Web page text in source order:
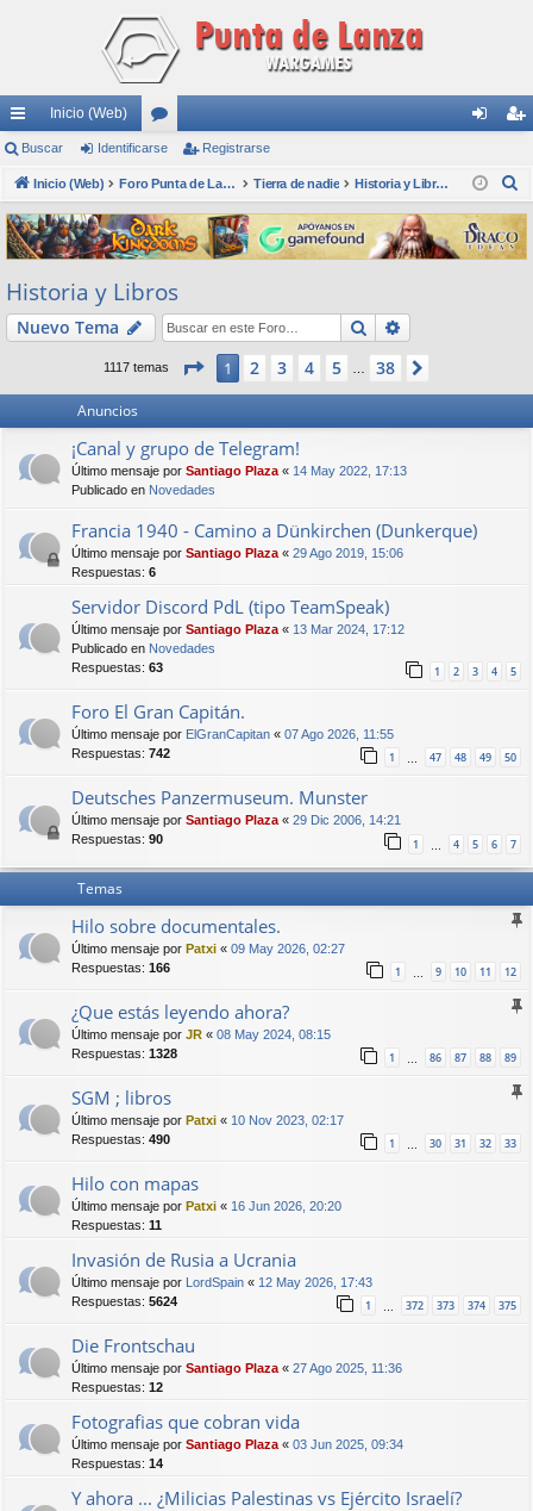
nl
ac
es
rá
pi
do
Inicio (Web)
or
os nti
fic
ar
ist
ra
rs
Buscar Identificarse Registrarse
Inicio (Web) Foro Punta de Lanza Wargames Tierra de nadie Historia y Libros
s
c
Historia y Libros
Nuevo Tema Buscar
1117 temas Página de 38
1 2 3 4 5 38
Anuncios
¡Canal y grupo de Telegram!
Último mensaje por Santiago Plaza « 14 May 2022, 17:13
Publicado en Novedades
Francia 1940 - Camino a Dünkirchen (Dunkerque)
Último mensaje por Santiago Plaza « 29 Ago 2019, 15:06
Respuestas: 6
Servidor Discord PdL (tipo TeamSpeak)
Último mensaje por Santiago Plaza « 13 Mar 2024, 17:12
Publicado en Novedades
Respuestas: 63 1 2 3 4 5
Foro El Gran Capitán.
Último mensaje por ElGranCapitan « 07 Ago 2026, 11:55
Respuestas: 742 1 … 47 48 49 50
Deutsches Panzermuseum. Munster
Último mensaje por Santiago Plaza« 29 Dic 2006, 14:21
Respuestas: 90 1 4 5 6 7
Temas
Hilo sobre documentales.
Último mensaje por Patxi « 09 May 2026, 02:27
Respuestas: 166 1 9 10 11 12
¿Que estás leyendo ahora?
Último mensaje por JR « 08 May 2024, 08:15
Respuestas: 1328 1 86 87 88 89
SGM ; libros
Último mensaje por Patxi « 10 Nov 2023, 02:17
Respuestas: 490 1 30 31 32 33
Hilo con mapas
Último mensaje por Patxi « 16 Jun 2026, 20:20
Respuestas: 11
Invasión de Rusia a Ucrania
Último mensaje por LordSpain « 12 May 2026, 17:43
Respuestas: 5624 1 372 373 374 375
Die Frontschau
Último mensaje por Santiago Plaza « 27 Ago 2025, 11:36
Respuestas: 12
Fotografias que cobran vida
Último mensaje por Santiago Plaza « 03 Jun 2025, 09:34
Respuestas: 14
Y ahora ... ¿Milicias Palestinas vs Ejército Israelí?